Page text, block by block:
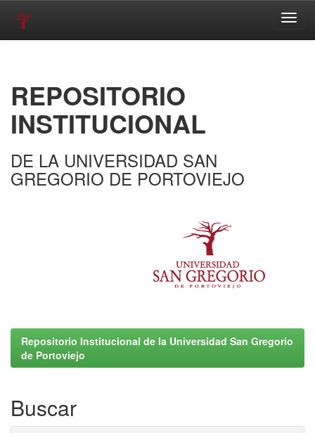
REPOSITORIO
INSTITUCIONAL
DE LA UNIVERSIDAD SAN
GREGORIO DE PORTOVIEJO
Repositorio Institucional de la Universidad San Gregorio
de Portoviejo
Buscar